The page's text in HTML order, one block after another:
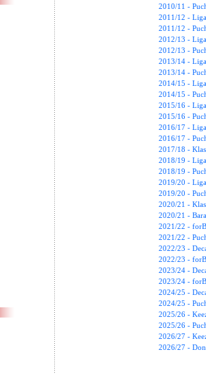
2010/11 -
2011/12 -
2011/12 -
2012/13 -
2012/13 -
2013/14 -
2013/14 -
2014/15 -
2014/15 -
2015/16 -
2015/16 -
2016/17 -
2016/17 -
2017/18 -
2018/19 -
2018/19 -
2019/20 -
2019/20 -
2020/21 -
2020/21 -
2021/22 -
2021/22 -
2022/23 -
2022/23 -
2023/24 -
2023/24 -
2024/25 -
2024/25 -
2025/26 -
2025/26 -
2026/27 -
2026/27 -